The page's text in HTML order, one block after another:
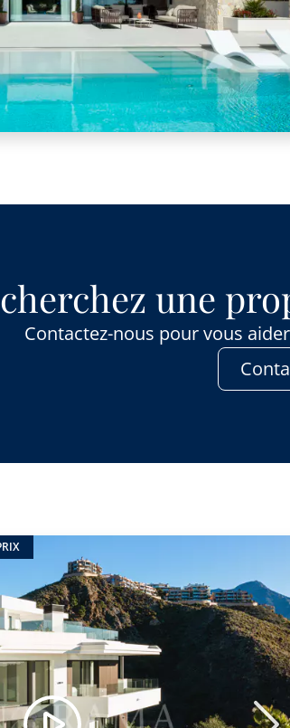
une
Contactez-nous pour vous